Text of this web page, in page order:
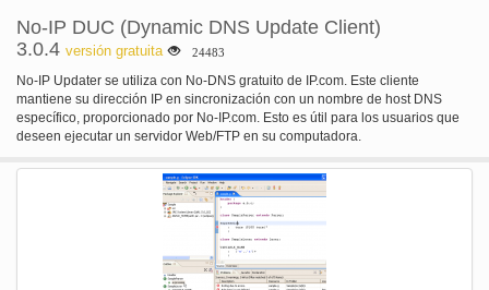
No-IP DUC (Dynamic DNS Update Client)
3.0.4 versión gratuita 24483
No-IP Updater se utiliza con No-DNS gratuito de IP.com. Este cliente
mantiene su dirección IP en sincronización con un nombre de host DNS
específico, proporcionado por No-IP.com. Esto es útil para los usuarios que
deseen ejecutar un servidor Web/FTP en su computadora.